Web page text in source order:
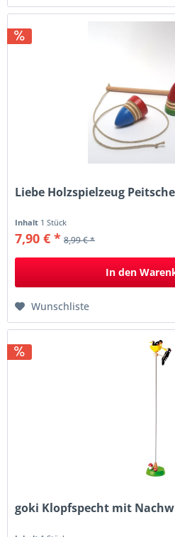
Liebe Holzspielzeug
Inhalt 1 Stück
7,90 € * 8,99 € *
In den
Wunschliste
goki Klopfspecht mit